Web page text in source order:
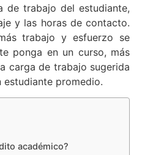
de trabajo del estudiante,
y las horas de contacto.
trabajo y esfuerzo se
ponga en un curso, más
carga de trabajo sugerida
estudiante promedio.
académico?